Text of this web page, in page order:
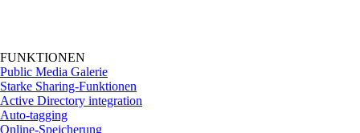
FUNKTIONEN
Public Media Galerie
Starke Sharing-Funktionen
Active Directory integration
Auto-tagging
Online-Speicherung